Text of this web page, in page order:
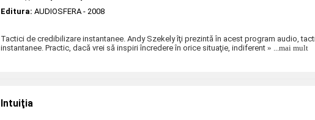
Editura: AUDIOSFERA - 2008
Tactici de credibilizare instantanee. Andy Szekely îţi prezintă în acest program audio,
instantanee. Practic, dacă vrei să inspiri încredere în orice situaţie, indiferent » ...mai mult
Intuiţia